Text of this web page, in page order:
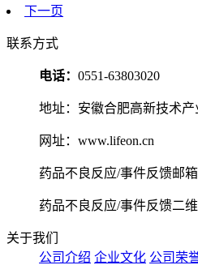
下一页
联系方式
电话： 0551-63803020
地址：安徽合肥高新技术
网址：www.lifeon.cn
药品不良反应/事件反馈邮
药品不良反应/事件反馈二维
关于我们
公司介绍 企业文化 公司荣